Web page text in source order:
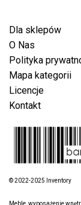
Dla sklepów
O Nas
Polityka
Mapa kategorii
Licencje
Kontakt
© 2022-2025 Inventory
Meble, wyposażenie